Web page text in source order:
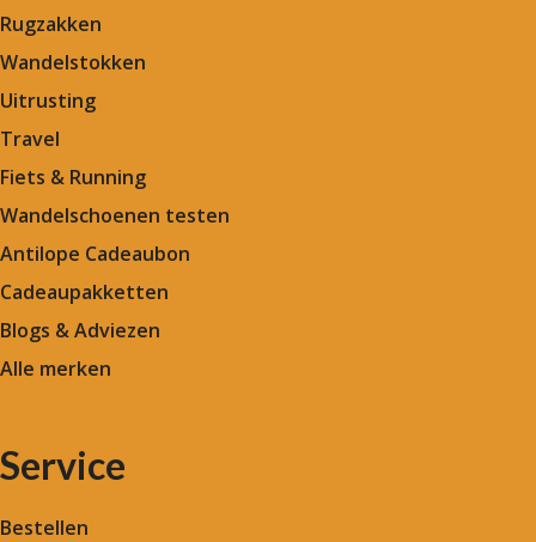
Rugzakken
Wandelstokken
Uitrusting
Travel
Fiets & Running
Wandelschoenen testen
Antilope Cadeaubon
Cadeaupakketten
Blogs & Adviezen
Alle merken
Service
Bestellen